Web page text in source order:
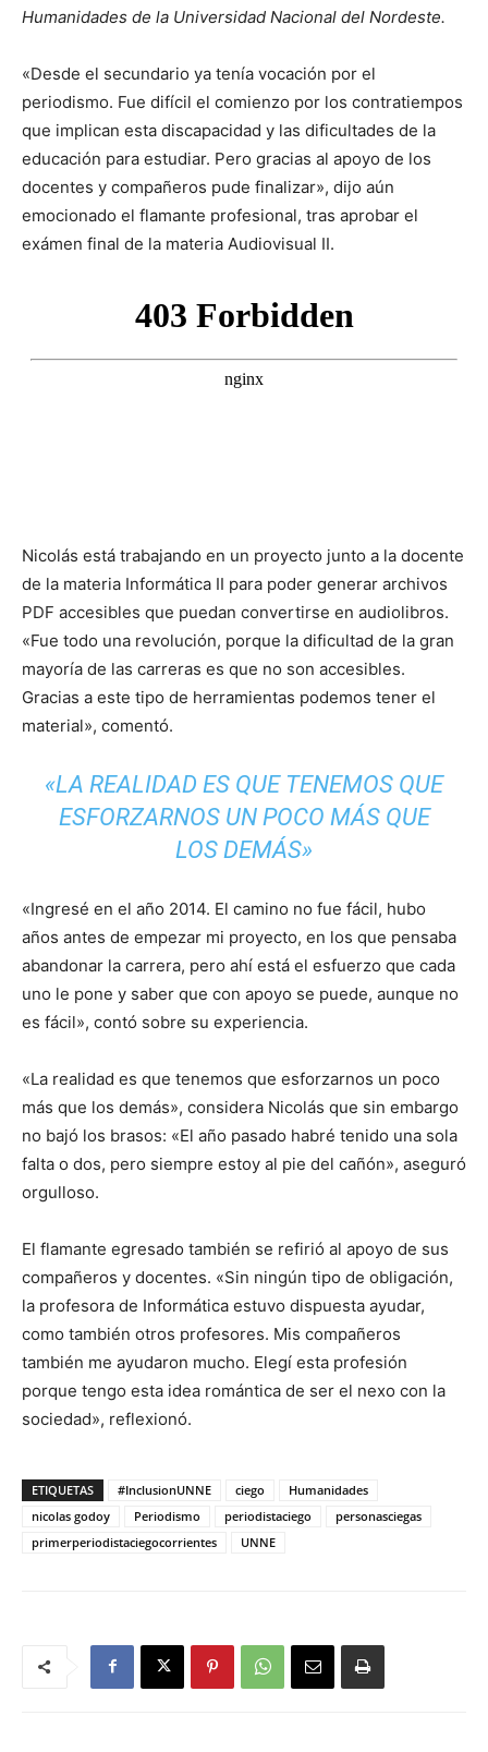
Humanidades de la Universidad Nacional del Nordeste.
«Desde el secundario ya tenía vocación por el
periodismo. Fue difícil el comienzo por los contratiempos
que implican esta discapacidad y las dificultades de la
educación para estudiar. Pero gracias al apoyo de los
docentes y compañeros pude finalizar», dijo aún
emocionado el flamante profesional, tras aprobar el
exámen final de la materia Audiovisual II.
Nicolás está trabajando en un proyecto junto a la docente
de la materia Informática II para poder generar archivos
PDF accesibles que puedan convertirse en audiolibros.
«Fue todo una revolución, porque la dificultad de la gran
mayoría de las carreras es que no son accesibles.
Gracias a este tipo de herramientas podemos tener el
material», comentó.
«LA REALIDAD ES QUE TENEMOS QUE
ESFORZARNOS UN POCO MÁS QUE
LOS DEMÁS»
«Ingresé en el año 2014. El camino no fue fácil, hubo
años antes de empezar mi proyecto, en los que pensaba
abandonar la carrera, pero ahí está el esfuerzo que cada
uno le pone y saber que con apoyo se puede, aunque no
es fácil», contó sobre su experiencia.
«La realidad es que tenemos que esforzarnos un poco
más que los demás», considera Nicolás que sin embargo
no bajó los brasos: «El año pasado habré tenido una sola
falta o dos, pero siempre estoy al pie del cañón», aseguró
orgulloso.
El flamante egresado también se refirió al apoyo de sus
compañeros y docentes. «Sin ningún tipo de obligación,
la profesora de Informática estuvo dispuesta ayudar,
como también otros profesores. Mis compañeros
también me ayudaron mucho. Elegí esta profesión
porque tengo esta idea romántica de ser el nexo con la
sociedad», reflexionó.
ETIQUETAS #InclusionUNNE ciego
Humanidades
nicolas godoy
Periodismo periodistaciego
personasciegas
primerperiodistaciegocorrientes
UNNE